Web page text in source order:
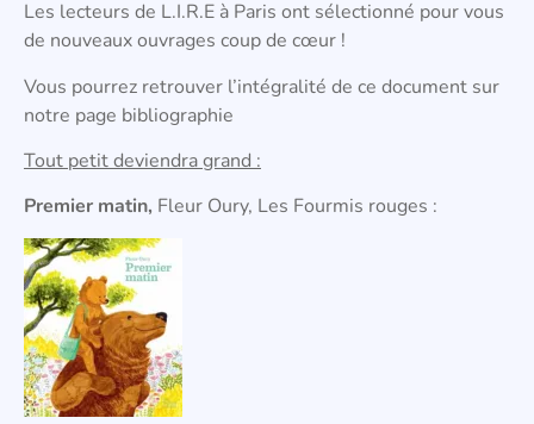
Les lecteurs de L.I.R.E à Paris ont sélectionné pour vous
de nouveaux ouvrages coup de cœur !
Vous pourrez retrouver l’intégralité de ce document sur
notre page bibliographie
Tout petit deviendra grand :
Premier matin, Fleur Oury, Les Fourmis rouges :